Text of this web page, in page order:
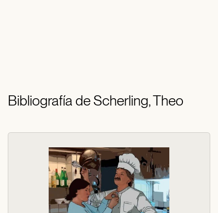
Bibliografía de Scherling, Theo